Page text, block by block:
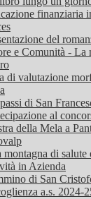
finanziaria
del
e Comunità - La
di valutazione
di San
al
della Mela a
montagna di salute
in Azienda
di San
a.s. 2024-